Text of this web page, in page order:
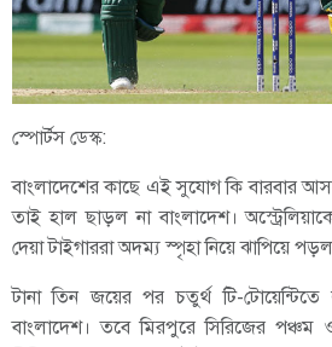
স্পোর্টস ডেস্ক:
বাংলাদেশের কাছে এই সুযোগ কি বারবার
তাই হাল ছাড়ল না বাংলাদেশ।
দেয়া টাইগাররা অদম্য স্পৃহা নিয়ে ঝাপিয়ে
টানা তিন জয়ের পর চতুর্থ টি-
বাংলাদেশ। তবে মিরপুরে সিরিজের পঞ্চম